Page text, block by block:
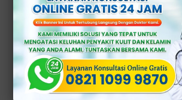
dan klamidia.
Penggunaan antibiotik
membantu menghilangkan
penyebab infeksi dan
komplikasi lebih lanjut.